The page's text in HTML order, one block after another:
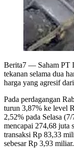
Berita7 — Saham PT
tekanan selama dua
harga yang agresif
Pada perdagangan
turun 3,87% ke level
2,52% pada Selasa
mencapai 274,68 juta
transaksi Rp 83,33
sebesar Rp 3,93 miliar.